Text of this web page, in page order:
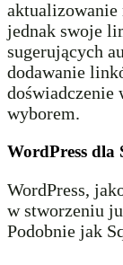
aktualizowanie
jednak swoje
sugerujących
dodawanie
doświadczenie
wyborem.
WordPress dla
WordPress,
w stworzeniu
Podobnie jak